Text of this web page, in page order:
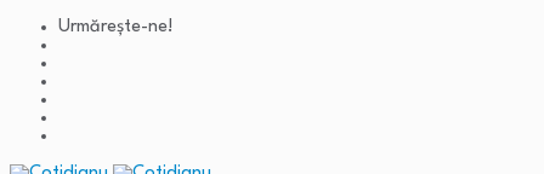
Urmărește-ne!